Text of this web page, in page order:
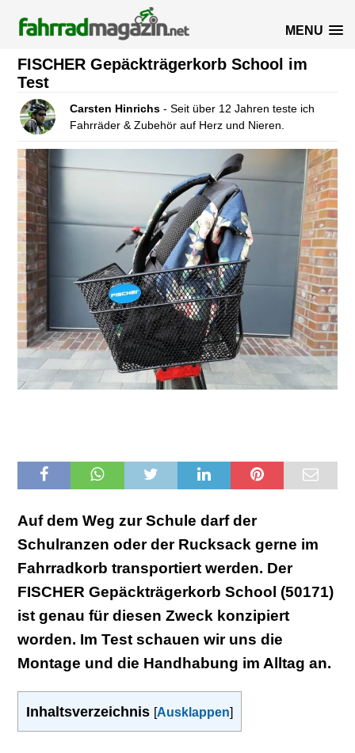
MENU
FISCHER Gepäckträgerkorb School im
Test
Carsten Hinrichs - Seit über 12 Jahren teste ich
Fahrräder & Zubehör auf Herz und Nieren.
Auf dem Weg zur Schule darf der
Schulranzen oder der Rucksack gerne im
Fahrradkorb transportiert werden. Der
FISCHER Gepäckträgerkorb School (50171)
ist genau für diesen Zweck konzipiert
worden. Im Test schauen wir uns die
Montage und die Handhabung im Alltag an.
Inhaltsverzeichnis [Ausklappen]